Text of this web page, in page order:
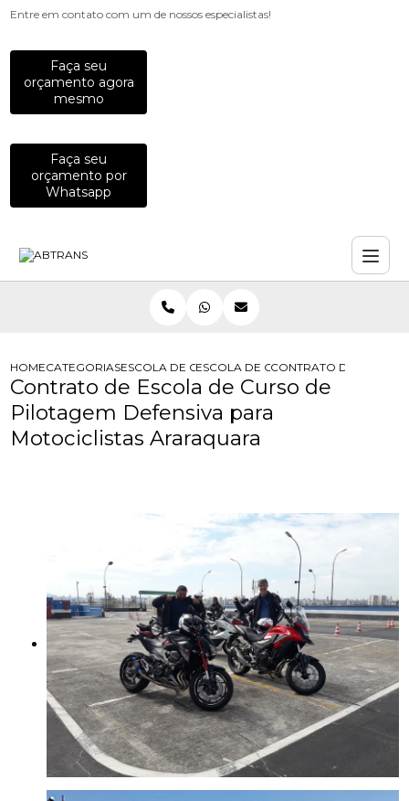
Entre em contato com um de nossos especialistas!
Faça seu
orçamento agora
mesmo
Faça seu
orçamento por
Whatsapp
HOMECATEGORIASESCOLA DE CURSOS PARA MOTOCICLISTAS
ESCOLA DE CURSO DE PILOTAGEM
CONTRATO DE
Contrato de Escola de Curso de
Pilotagem Defensiva para
Motociclistas Araraquara